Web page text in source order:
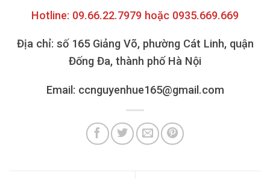
Hotline: 09.66.22.7979 hoặc 0935.669.669
Địa chỉ: số 165 Giảng Võ, phường Cát Linh, quận
Đống Đa, thành phố Hà Nội
Email: ccnguyenhue165@gmail.com